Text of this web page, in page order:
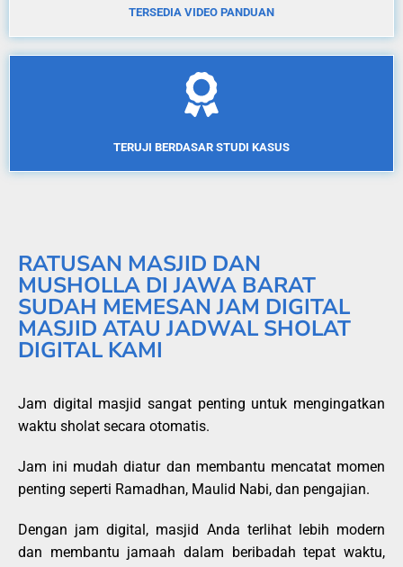
TERSEDIA VIDEO PANDUAN
TERUJI BERDASAR STUDI KASUS
RATUSAN MASJID DAN
MUSHOLLA DI JAWA BARAT
SUDAH MEMESAN JAM DIGITAL
MASJID ATAU JADWAL SHOLAT
DIGITAL KAMI
Jam digital masjid sangat penting untuk mengingatkan
waktu sholat secara otomatis.
Jam ini mudah diatur dan membantu mencatat momen
penting seperti Ramadhan, Maulid Nabi, dan pengajian.
Dengan jam digital, masjid Anda terlihat lebih modern
dan membantu jamaah dalam beribadah tepat waktu,